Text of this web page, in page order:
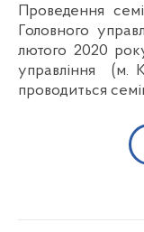
Проведення семінару Конотопським управлінням
Головного
лютого 2020
управління (м.
проводиться